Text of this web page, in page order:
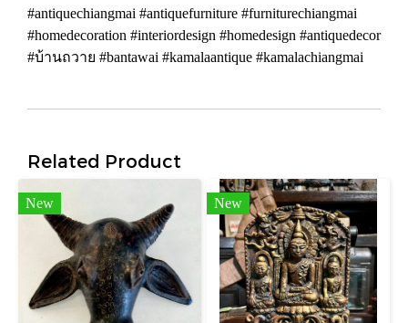
#antiquechiangmai #antiquefurniture #furniturechiangmai
#homedecoration #interiordesign #homedesign #antiquedecor
#บ้านถวาย #bantawai #kamalaantique #kamalachiangmai
Related Product
New New